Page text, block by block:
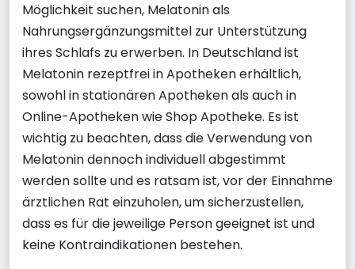
Möglichkeit suchen, Melatonin als
Nahrungsergänzungsmittel zur Unterstützung
ihres Schlafs zu erwerben. In Deutschland ist
Melatonin rezeptfrei in Apotheken erhältlich,
sowohl in stationären Apotheken als auch in
Online-Apotheken wie Shop Apotheke. Es ist
wichtig zu beachten, dass die Verwendung von
Melatonin dennoch individuell abgestimmt
werden sollte und es ratsam ist, vor der Einnahme
ärztlichen Rat einzuholen, um sicherzustellen,
dass es für die jeweilige Person geeignet ist und
keine Kontraindikationen bestehen.